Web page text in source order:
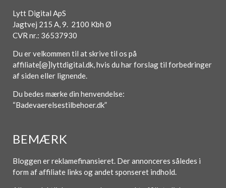
Lytt Digital ApS
Jagtvej 215 A, 9. 2100 Kbh Ø
CVR nr.: 36537930
Du er velkommen til at skrive til os på
affiliate[@]lyttdigital.dk, hvis du har forslag til forbedringer
af siden eller lignende.
Du bedes mærke din henvendelse:
“Badevaerelsestilbehoer.dk”
BEMÆRK
Bloggen er reklamefinansieret. Der annonceres således i
form af affiliate links og andet sponseret indhold.